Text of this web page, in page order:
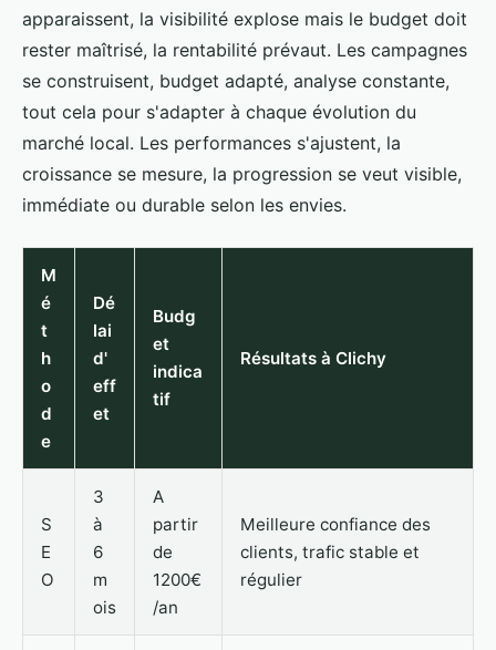
apparaissent, la visibilité explose mais le budget doit
rester maîtrisé, la rentabilité prévaut. Les campagnes
se construisent, budget adapté, analyse constante,
tout cela pour s'adapter à chaque évolution du
marché local. Les performances s'ajustent, la
croissance se mesure, la progression se veut visible,
immédiate ou durable selon les envies.
M
é
t
h
o
d
e
Dé
lai
d'
eff
et
Budg
et
indica
tif
Résultats à Clichy
S
E
O
3
à
6
m
ois
A
partir
de
1200€
/an
Meilleure confiance des
clients, trafic stable et
régulier